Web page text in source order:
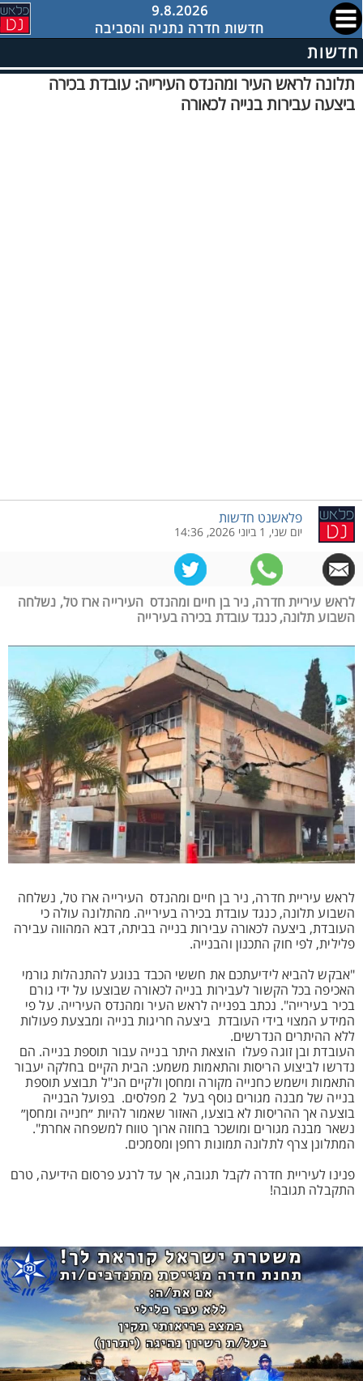
9.8.2026
חדשות חדרה נתניה והסביבה
חדשות
תלונה לראש העיר ומהנדס העירייה: עובדת בכירה
ביצעה עבירות בנייה לכאורה
פלאשנט חדשות
יום שני, 1 ביוני 2026, 14:36
לראש עיריית חדרה, ניר בן חיים ומהנדס העירייה ארז טל, נשלחה
השבוע תלונה, כנגד עובדת בכירה בעירייה
לראש עיריית חדרה, ניר בן חיים ומהנדס העירייה ארז טל, נשלחה
השבוע תלונה, כנגד עובדת בכירה בעירייה. מהתלונה עולה כי
העובדת, ביצעה לכאורה עבירות בנייה בביתה, דבא המהווה עבירה
פלילית, לפי חוק התכנון והבנייה.
"אבקש להביא לידיעתכם את חששי הכבד בנוגע להתנהלות גורמי
האכיפה בכל הקשור לעבירות בנייה לכאורה שבוצעו על ידי גורם
בכיר בעירייה". נכתב בפנייה לראש העיר ומהנדס העירייה. על פי
המידע המצוי בידי העובדת ביצעה חריגות בנייה ומבצעת פעולות
ללא ההיתרים הנדרשים.
העובדת ובן זוגה פעלו הוצאת היתר בנייה עבור תוספת בנייה. הם
נדרשו לביצוע הריסות והתאמות משמע: הבית הקיים בחלקה יעבור
התאמות וישמש כחנייה מקורה ומחסן ולקיים הנ"ל תבוצע תוספת
בנייה של מבנה מגורים נוסף בעל 2 מפלסים. בפועל הבנייה
בוצעה אך ההריסות לא בוצעו, האזור שאמור להיות ״חנייה ומחסן״
נשאר מבנה מגורים ומושכר בחוזה ארוך טווח למשפחה אחרת".
המתלונן צרף לתלונה תמונות רחפן ומסמכים.
פנינו לעיריית חדרה לקבל תגובה, אך עד לרגע פרסום הידיעה, טרם
התקבלה תגובה!